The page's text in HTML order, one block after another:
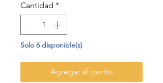
Cantidad *
Solo 6 disponible(s)
Agregar al carrito